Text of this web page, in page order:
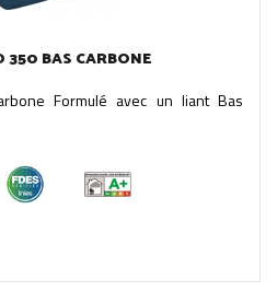
350 BAS CARBONE
Formulé avec un liant Bas